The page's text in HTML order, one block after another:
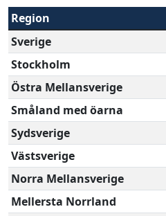
Region
Sverige
Stockholm
Östra Mellansverige
Småland med öarna
Sydsverige
Västsverige
Norra Mellansverige
Mellersta Norrland